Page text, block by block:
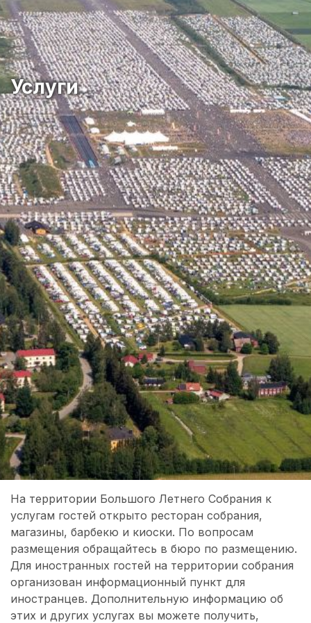
Услуги
На территории Большого Летнего Собрания к
услугам гостей открыто ресторан собрания,
магазины, барбекю и киоски. По вопросам
размещения обращайтесь в бюро по размещению.
Для иностранных гостей на территории собрания
организован информационный пункт для
иностранцев. Дополнительную информацию об
этих и других услугах вы можете получить,